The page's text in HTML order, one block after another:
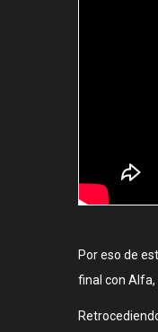
Por eso de
final con